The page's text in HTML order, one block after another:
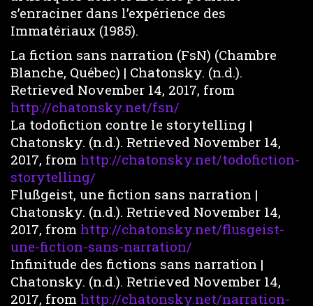
s’enraciner dans l’expérience des
Immatériaux (1985).
La fiction sans narration (FsN) (Chambre
Blanche, Québec) | Chatonsky. (n.d.).
Retrieved November 14, 2017, from
http://chatonsky.net/fsn/
La todofiction contre le storytelling |
Chatonsky. (n.d.). Retrieved November 14,
2017, from http://chatonsky.net/todofiction-
storytelling/
Flußgeist, une fiction sans narration |
Chatonsky. (n.d.). Retrieved November 14,
2017, from http://chatonsky.net/flusgeist-
une-fiction-sans-narration/
Infinitude des fictions sans narration |
Chatonsky. (n.d.). Retrieved November 14,
2017, from http://chatonsky.net/narration-